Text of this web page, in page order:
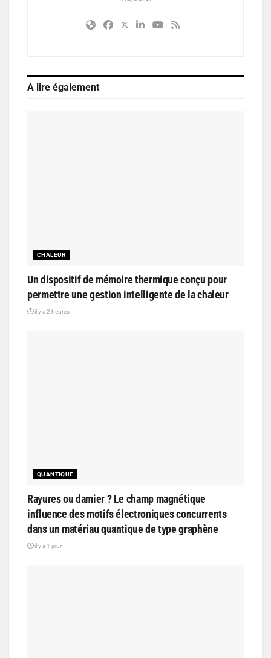
A lire également
CHALEUR
Un dispositif de mémoire thermique conçu pour
permettre une gestion intelligente de la chaleur
il y a 2 heures
QUANTIQUE
Rayures ou damier ? Le champ magnétique
influence des motifs électroniques concurrents
dans un matériau quantique de type graphène
il y a 1 jour